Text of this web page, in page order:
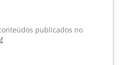
publicados no